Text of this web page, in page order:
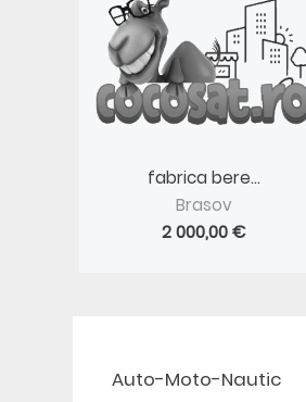
fabrica bere...
Brasov
2 000,00 €
Auto-Moto-Nautic